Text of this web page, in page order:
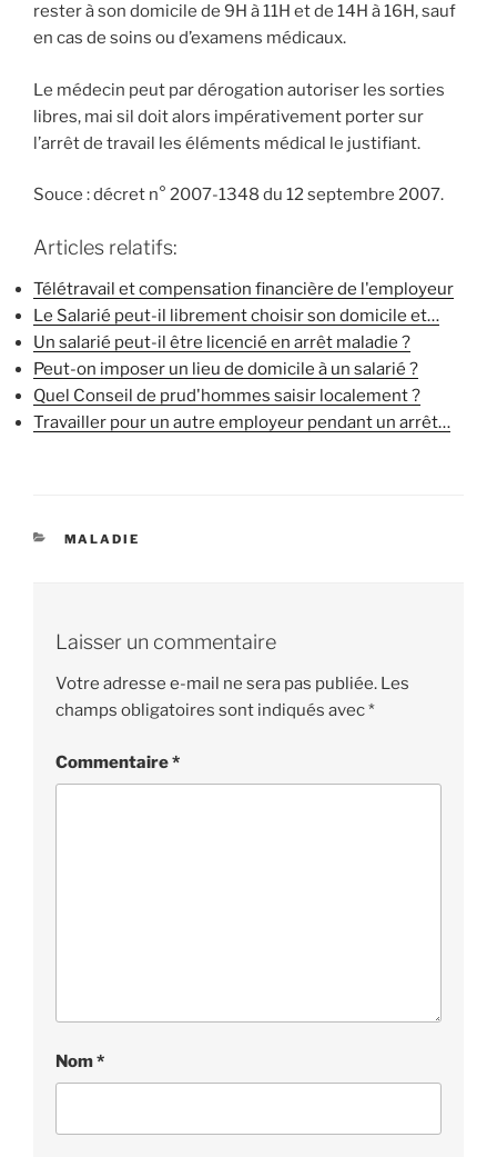
rester à son domicile de 9H à 11H et de 14H à 16H, sauf
en cas de soins ou d’examens médicaux.
Le médecin peut par dérogation autoriser les sorties
libres, mai sil doit alors impérativement porter sur
l’arrêt de travail les éléments médical le justifiant.
Souce : décret n° 2007-1348 du 12 septembre 2007.
Articles relatifs:
Télétravail et compensation financière de l'employeur
Le Salarié peut-il librement choisir son domicile et…
Un salarié peut-il être licencié en arrêt maladie ?
Peut-on imposer un lieu de domicile à un salarié ?
Quel Conseil de prud'hommes saisir localement ?
Travailler pour un autre employeur pendant un arrêt…
CATÉGORIES
MALADIE
Laisser un commentaire
Votre adresse e-mail ne sera pas publiée. Les
champs obligatoires sont indiqués avec*
Commentaire*
Nom*